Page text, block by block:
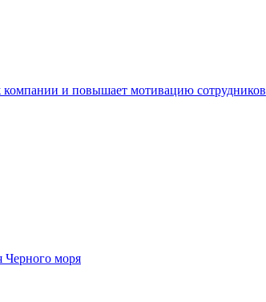
и повышает мотивацию сотрудников
Черного моря